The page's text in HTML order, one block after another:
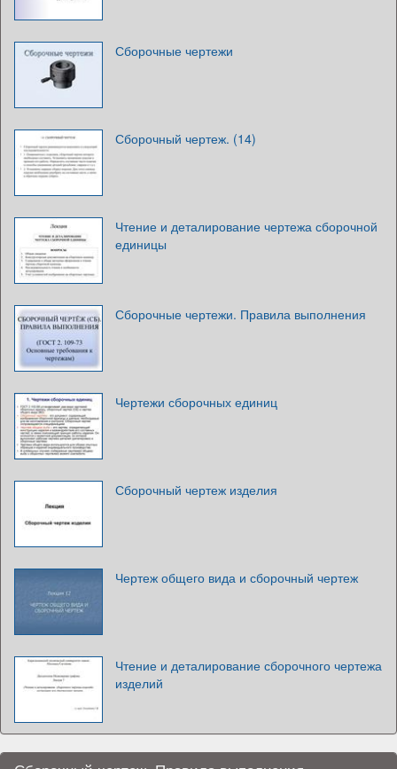
Сборочные чертежи
Сборочный чертеж. (14)
Чтение и деталирование чертежа сборочной
единицы
Сборочные чертежи. Правила выполнения
Чертежи сборочных единиц
Сборочный чертеж изделия
Чертеж общего вида и сборочный чертеж
Чтение и деталирование сборочного чертежа
изделий